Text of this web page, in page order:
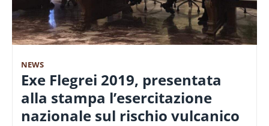
NEWS
Exe Flegrei 2019, presentata
alla stampa l’esercitazione
nazionale sul rischio vulcanico